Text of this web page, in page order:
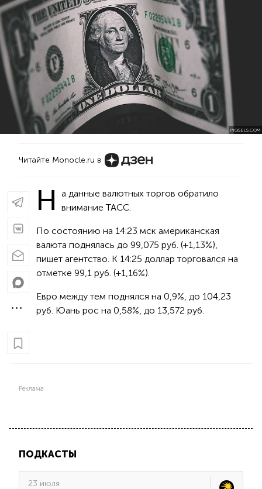
PIQSELS.COM
Читайте Monocle.ru в
Н
а данные валютных торгов обратило
внимание ТАСС.
По состоянию на 14:23 мск американская
валюта поднялась до 99,075 руб. (+1,13%),
пишет агентство. К 14:25 доллар торговался на
отметке 99,1 руб. (+1,16%).
Евро между тем поднялся на 0,9%, до 104,23
руб. Юань рос на 0,58%, до 13,572 руб.
Реклама
ПОДКАСТЫ
23 июля